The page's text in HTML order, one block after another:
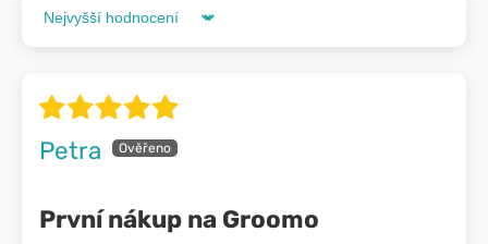
Sort by
Petra
První nákup na Groomo